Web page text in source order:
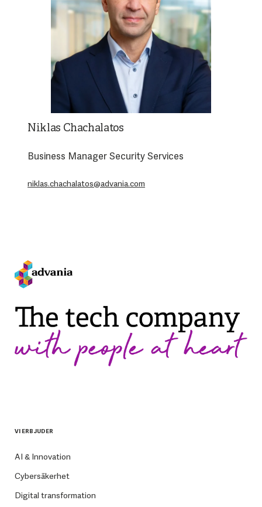
Niklas Chachalatos
Business Manager Security Services
niklas.chachalatos@advania.com
VI ERBJUDER
AI & Innovation
Cybersäkerhet
Digital transformation